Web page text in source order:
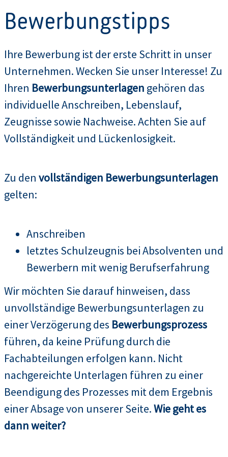
Bewerbungstipps
Ihre Bewerbung ist der erste Schritt in unser
Unternehmen. Wecken Sie unser Interesse! Zu
Ihren Bewerbungsunterlagen gehören das
individuelle Anschreiben, Lebenslauf,
Zeugnisse sowie Nachweise. Achten Sie auf
Vollständigkeit und Lückenlosigkeit.
Zu den vollständigen Bewerbungsunterlagen
gelten:
Anschreiben
letztes Schulzeugnis bei Absolventen und
Bewerbern mit wenig Berufserfahrung
Wir möchten Sie darauf hinweisen, dass
unvollständige Bewerbungsunterlagen zu
einer Verzögerung des Bewerbungsprozess
führen, da keine Prüfung durch die
Fachabteilungen erfolgen kann. Nicht
nachgereichte Unterlagen führen zu einer
Beendigung des Prozesses mit dem Ergebnis
einer Absage von unserer Seite.Wie geht es
dann weiter?